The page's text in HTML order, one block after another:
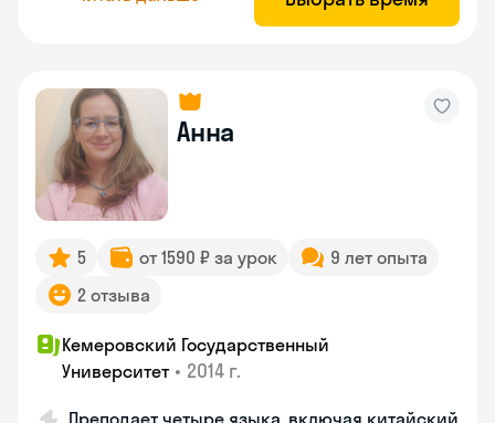
Анна
5 от 1590 ₽ за урок
9 лет опыта
2 отзыва
Кемеровский Государственный
Университет • 2014 г.
Преподает четыре языка, включая китайский